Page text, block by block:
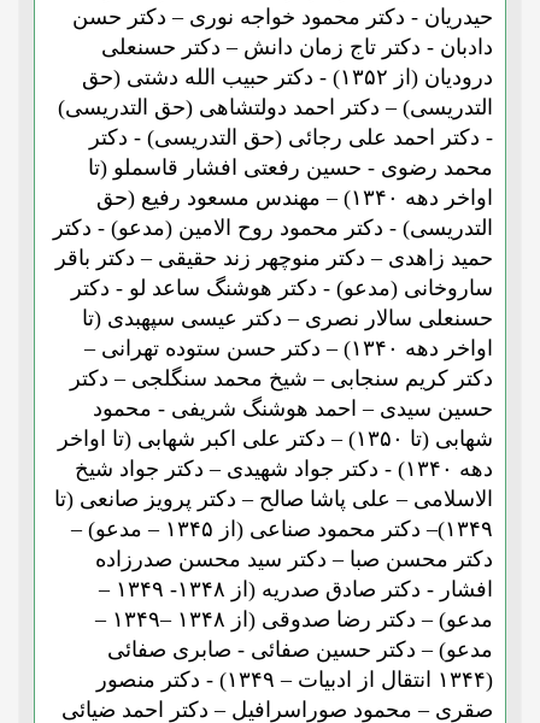
حیدریان - دکتر محمود خواجه نوری – دکتر حسن
دادبان - دکتر تاج زمان دانش – دکتر حسنعلی
درودیان (از ۱۳۵۲) - دکتر حبیب الله دشتی (حق
التدریسی) – دکتر احمد دولتشاهی (حق التدریسی)
- دکتر احمد علی رجائی (حق التدریسی) - دکتر
محمد رضوی - حسین رفعتی افشار قاسملو (تا
اواخر دهه ۱۳۴۰) – مهندس مسعود رفیع (حق
التدریسی) - دکتر محمود روح الامین (مدعو) - دکتر
حمید زاهدی – دکتر منوچهر زند حقیقی – دکتر باقر
ساروخانی (مدعو) - دکتر هوشنگ ساعد لو - دکتر
حسنعلی سالار نصری – دکتر عیسی سپهبدی (تا
اواخر دهه ۱۳۴۰) – دکتر حسن ستوده تهرانی –
دکتر کریم سنجابی – شیخ محمد سنگلجی – دکتر
حسین سیدی – احمد هوشنگ شریفی - محمود
شهابی (تا ۱۳۵۰) – دکتر علی اکبر شهابی (تا اواخر
دهه ۱۳۴۰) - دکتر جواد شهیدی – دکتر جواد شیخ
الاسلامی – علی پاشا صالح – دکتر پرویز صانعی (تا
۱۳۴۹)– دکتر محمود صناعی (از ۱۳۴۵ – مدعو) –
دکتر محسن صبا – دکتر سید محسن صدرزاده
افشار - دکتر صادق صدریه (از ۱۳۴۸- ۱۳۴۹ –
مدعو) – دکتر رضا صدوقی (از ۱۳۴۸ –۱۳۴۹ –
مدعو) – دکتر حسین صفائی - صابری صفائی
(۱۳۴۴ انتقال از ادبیات – ۱۳۴۹) - دکتر منصور
صقری – محمود صوراسرافیل – دکتر احمد ضیائی